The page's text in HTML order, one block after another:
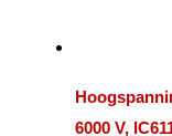
6000 V,